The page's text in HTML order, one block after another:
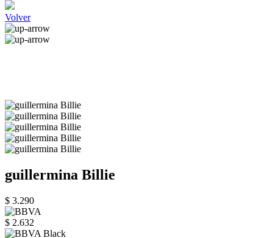
Volver
guillermina Billie
$ 3.290
$ 2.632